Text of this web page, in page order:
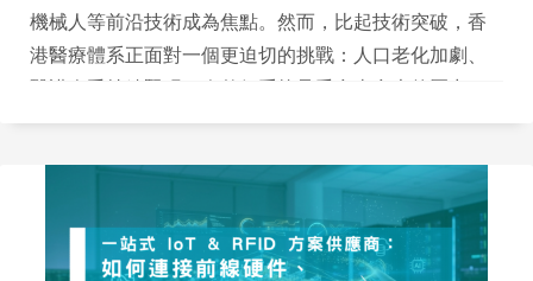
機械人等前沿技術成為焦點。然而，比起技術突破，香
港醫療體系正面對一個更迫切的挑戰：人口老化加劇、
在此背景下，單靠提升診斷效率或添置高端設備，未必